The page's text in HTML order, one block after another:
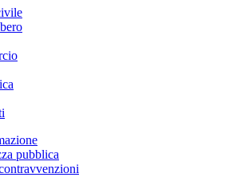
pubblica